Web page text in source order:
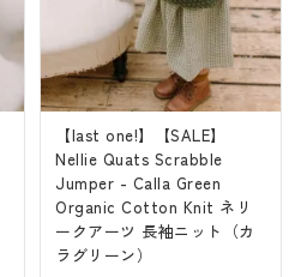
【last one!】【SALE】
Nellie Quats Scrabble
Jumper - Calla Green
Organic Cotton Knit ネリ
ークアーツ 長袖ニット（カ
ラグリーン）